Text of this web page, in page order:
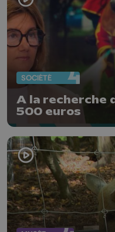
SOCIÉTÉ
A la recherche
500 euros